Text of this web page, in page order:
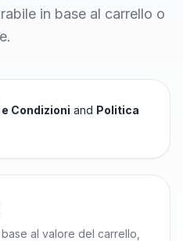
in base al carrello o
Condizioni and Politica
al valore del carrello,